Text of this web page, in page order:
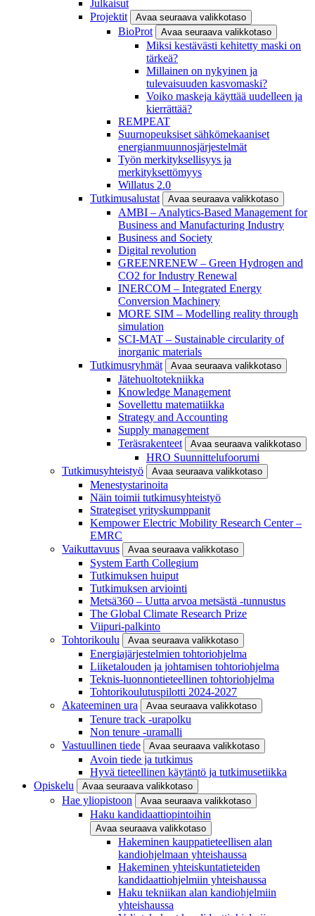
Julkaisut
Projektit
Avaa seuraava valikkotaso
BioProt Avaa seuraava valikkotaso
Miksi kestävästi kehitetty maski on
tärkeä?
Millainen on nykyinen ja
tulevaisuuden kasvomaski?
Voiko maskeja käyttää uudelleen ja
kierrättää?
REMPEAT
Suurnopeuksiset sähkömekaaniset
energianmuunnosjärjestelmät
Työn merkityksellisyys ja
merkityksettömyys
Willatus 2.0
Tutkimusalustat
Avaa seuraava valikkotaso
AMBI – Analytics-Based Management for
Business and Manufacturing Industry
Business and Society
Digital revolution
GREENRENEW – Green Hydrogen and
CO2 for Industry Renewal
INERCOM – Integrated Energy
Conversion Machinery
MORE SIM – Modelling reality through
simulation
SCI-MAT – Sustainable circularity of
inorganic materials
Tutkimusryhmät
Avaa seuraava valikkotaso
Jätehuoltotekniikka
Knowledge Management
Sovellettu matematiikka
Strategy and Accounting
Supply management
Teräsrakenteet
Avaa seuraava valikkotaso
HRO Suunnittelufoorumi
Tutkimusyhteistyö
Avaa seuraava valikkotaso
Menestystarinoita
Näin toimii tutkimusyhteistyö
Strategiset yrityskumppanit
Kempower Electric Mobility Research Center –
EMRC
Vaikuttavuus
Avaa seuraava valikkotaso
System Earth Collegium
Tutkimuksen huiput
Tutkimuksen arviointi
Metsä360 – Uutta arvoa metsästä -tunnustus
The Global Climate Research Prize
Viipuri-palkinto
Tohtorikoulu
Avaa seuraava valikkotaso
Energiajärjestelmien tohtoriohjelma
Liiketalouden ja johtamisen tohtoriohjelma
Teknis-luonnontieteellinen tohtoriohjelma
Tohtorikoulutuspilotti 2024-2027
Akateeminen ura
Avaa seuraava valikkotaso
Tenure track -urapolku
Non tenure -uramalli
Vastuullinen tiede
Avaa seuraava valikkotaso
Avoin tiede ja tutkimus
Hyvä tieteellinen käytäntö ja tutkimusetiikka
Opiskelu
Avaa seuraava valikkotaso
Hae yliopistoon Avaa seuraava valikkotaso
Haku kandidaattiopintoihin
Avaa seuraava valikkotaso
Hakeminen kauppatieteellisen alan
kandiohjelmaan yhteishaussa
Hakeminen yhteiskuntatieteiden
kandidaattiohjelmiin yhteishaussa
Haku tekniikan alan kandiohjelmiin
yhteishaussa